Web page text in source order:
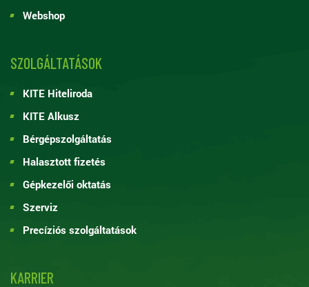
Webshop
SZOLGÁLTATÁSOK
KITE Hiteliroda
KITE Alkusz
Bérgépszolgáltatás
Halasztott fizetés
Gépkezelői oktatás
Szerviz
Precíziós szolgáltatások
KARRIER